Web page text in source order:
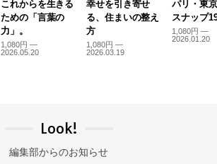
これからを生きる
ための「言葉の
力」。
1,080円 —
2026.05.20
幸せを引き寄せ
る、住まいの整え
方
1,080円 —
2026.03.19
パリ・東
スナップ
1,080円 —
2026.01.20
Look!
編集部からのお知らせ